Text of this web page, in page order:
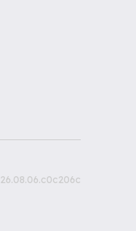
26.08.06.c0c206c